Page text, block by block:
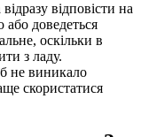
відповісти на
або доведеться
оскільки в
з ладу.
не виникало
скористатися